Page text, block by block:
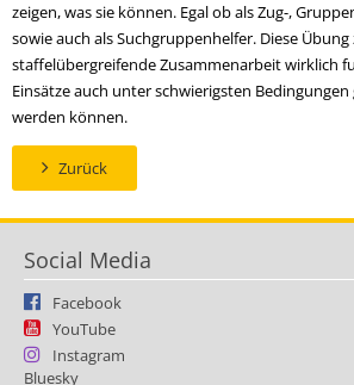
zeigen, was sie können. Egal ob als Zug-,
sowie auch als Suchgruppenhelfer. Diese
staffelübergreifende Zusammenarbeit wirklich
Einsätze auch unter schwierigsten
werden können.
Zurück
Social Media
Facebook
YouTube
Instagram
Bluesky